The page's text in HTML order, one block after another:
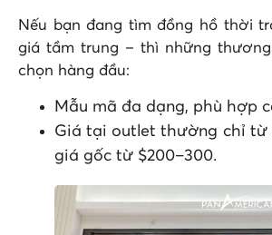
Nếu bạn đang tìm đồng hồ thời
giá tầm trung – thì những
chọn hàng đầu:
Mẫu mã đa dạng, phù hợp
Giá tại outlet thường chỉ từ
giá gốc từ $200–300.